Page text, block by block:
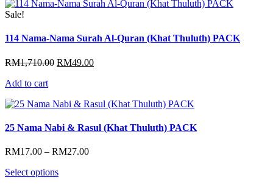
Sale!
114 Nama-Nama Surah Al-Quran (Khat Thuluth) PACK
RM1,710.00 Original
RM49.00Current
Add to cart
25 Nama Nabi & Rasul (Khat Thuluth) PACK
RM17.00 – RM27.00Price
Select options